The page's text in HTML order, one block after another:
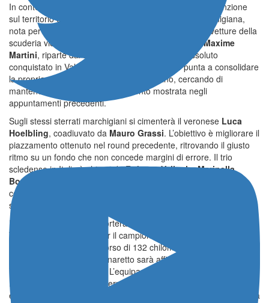
In contemporanea, il 33° Rally Adriatico richiamerà l’attenzione
sul territorio di Cingoli il 23 e 24 maggio. La gara marchigiana,
nota per la sua compattezza tecnica, vedrà al via tre vetture della
scuderia vicentina.
, in coppia conMaxime
Martini, riparte dal secondo gradino del podio assoluto
conquistato in Val d’Orcia. Il pilota transalpino punta a consolidare
la propria posizione nel campionato italiano, cercando di
mantenere la costanza di rendimento mostrata negli
appuntamenti precedenti.
Sugli stessi sterrati marchigiani si cimenterà il veronese Luca
Hoelbling, coadiuvato da Mauro Grassi. L’obiettivo è migliorare il
piazzamento ottenuto nel round precedente, ritrovando il giusto
ritmo su un fondo che non concede margini di errore. Il trio
scledense in Italia è chiuso daRoberto VellanieMarinella
Bonaiti
, chiamati a una prova di gestione ed esperienza in una
competizione dove le condizioni del fondo possono variare
sensibilmente tra i diversi passaggi.
Il terzo fronte operativo porterà il team in Corsica per il Rallye
Terre d’Aléria, valevole per il campionato francese sterrato dal 21
al 23 maggio. Su un percorso di 132 chilometri cronometrati, la
rappresentanza di MS Munaretto sarà affidata a
Villa
. L’equipaggio, a bordo di una Skoda
Fabia RS Rally2, dovrà interpretare un terreno particolarmente
esigente, dove la capacità di mantenere un’andatura costante e la